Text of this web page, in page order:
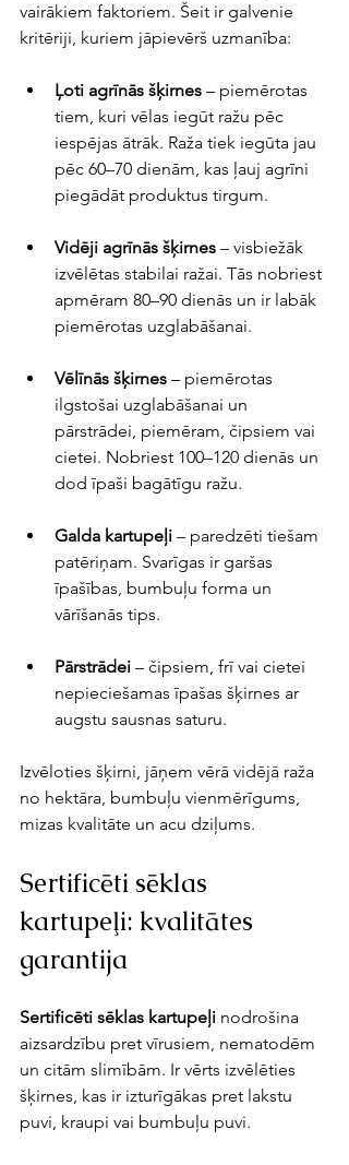
vairākiem faktoriem. Šeit ir galvenie
kritēriji, kuriem jāpievērš uzmanība:
Ļoti agrīnās šķirnes – piemērotas
tiem, kuri vēlas iegūt ražu pēc
iespējas ātrāk. Raža tiek iegūta jau
pēc 60–70 dienām, kas ļauj agrīni
piegādāt produktus tirgum.
Vidēji agrīnās šķirnes – visbiežāk
izvēlētas stabilai ražai. Tās nobriest
apmēram 80–90 dienās un ir labāk
piemērotas uzglabāšanai.
Vēlīnās šķirnes – piemērotas
ilgstošai uzglabāšanai un
pārstrādei, piemēram, čipsiem vai
cietei. Nobriest 100–120 dienās un
dod īpaši bagātīgu ražu.
Galda kartupeļi – paredzēti tiešam
patēriņam. Svarīgas ir garšas
īpašības, bumbuļu forma un
vārīšanās tips.
Pārstrādei – čipsiem, frī vai cietei
nepieciešamas īpašas šķirnes ar
augstu sausnas saturu.
Izvēloties šķirni, jāņem vērā vidējā raža
no hektāra, bumbuļu vienmērīgums,
mizas kvalitāte un acu dziļums.
Sertificēti sēklas
kartupeļi: kvalitātes
garantija
Sertificēti sēklas kartupeļi nodrošina
aizsardzību pret vīrusiem, nematodēm
un citām slimībām. Ir vērts izvēlēties
šķirnes, kas ir izturīgākas pret lakstu
puvi, kraupi vai bumbuļu puvi.